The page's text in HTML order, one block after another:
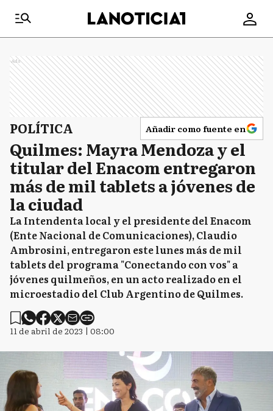
Ads
POLÍTICA Añadir como fuente en
Quilmes: Mayra Mendoza y el
titular del Enacom entregaron
más de mil tablets a jóvenes de
la ciudad
La Intendenta local y el presidente del Enacom
(Ente Nacional de Comunicaciones), Claudio
Ambrosini, entregaron este lunes más de mil
tablets del programa "Conectando con vos" a
jóvenes quilmeños, en un acto realizado en el
microestadio del Club Argentino de Quilmes.
11 de abril de 2023 | 08:00